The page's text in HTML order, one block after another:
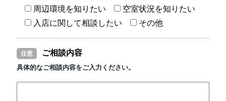
周辺環境を知りたい
空室状況を知りたい
入店に関して相談したい
その他
任意 ご相談内容
具体的なご相談内容をご入力ください。